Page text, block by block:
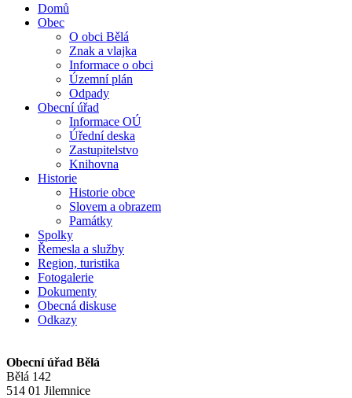
Domů
Obec
O obci Bělá
Znak a vlajka
Informace o obci
Územní plán
Odpady
Obecní úřad
Informace OÚ
Úřední deska
Zastupitelstvo
Knihovna
Historie
Historie obce
Slovem a obrazem
Památky
Spolky
Řemesla a služby
Region, turistika
Fotogalerie
Dokumenty
Obecná diskuse
Odkazy
Obecní úřad Bělá
Bělá 142
514 01 Jilemnice